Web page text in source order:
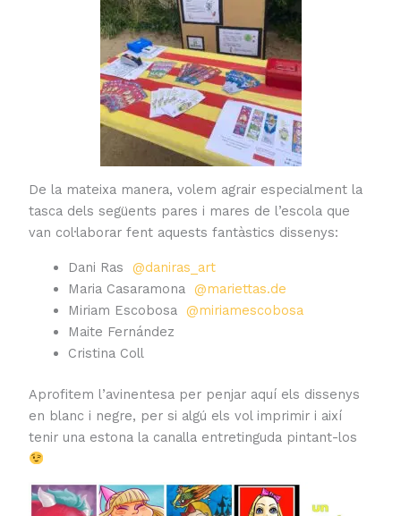
De la mateixa manera, volem agrair especialment la
tasca dels següents pares i mares de l’escola que
van col·laborar fent aquests fantàstics dissenys:
Dani Ras@daniras_art
Maria Casaramona@mariettas.de
Miriam Escobosa@miriamescobosa
Maite Fernández
Cristina Coll
Aprofitem l’avinentesa per penjar aquí els dissenys
en blanc i negre, per si algú els vol imprimir i així
tenir una estona la canalla entretinguda pintant-los